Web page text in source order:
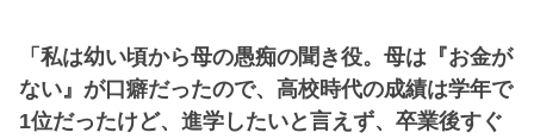
「私は幼い頃から母の愚痴の聞き役。母は『お金が
ない』が口癖だったので、高校時代の成績は学年で
1位だったけど、進学したいと言えず、卒業後すぐ